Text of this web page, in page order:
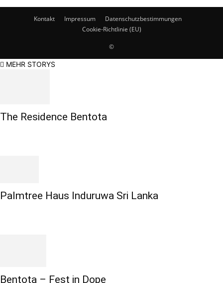
Kontakt Impressum
Datenschutzbestimmungen
Cookie-Richtlinie (EU)
©
MEHR STORYS
The Residence Bentota
Palmtree Haus Induruwa Sri Lanka
Bentota – Fest in Dope